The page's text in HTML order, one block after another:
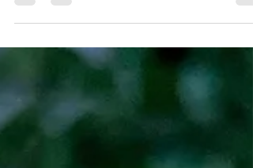
En 2 versions... Des cupcakes en mode
avec une recette très facile à réaliser.
Ingrédients : - 100 g de beurre - 100 g de